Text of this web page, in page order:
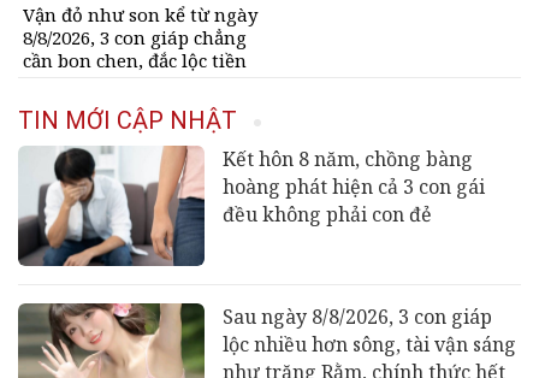
Vận đỏ như son kể từ ngày
8/8/2026, 3 con giáp chẳng
cần bon chen, đắc lộc tiền
hanh thông một bước lên
hương đổi đời
TIN MỚI CẬP NHẬT
Kết hôn 8 năm, chồng bàng
hoàng phát hiện cả 3 con gái
đều không phải con đẻ
Sau ngày 8/8/2026, 3 con giáp
lộc nhiều hơn sông, tài vận sáng
như trăng Rằm, chính thức hết